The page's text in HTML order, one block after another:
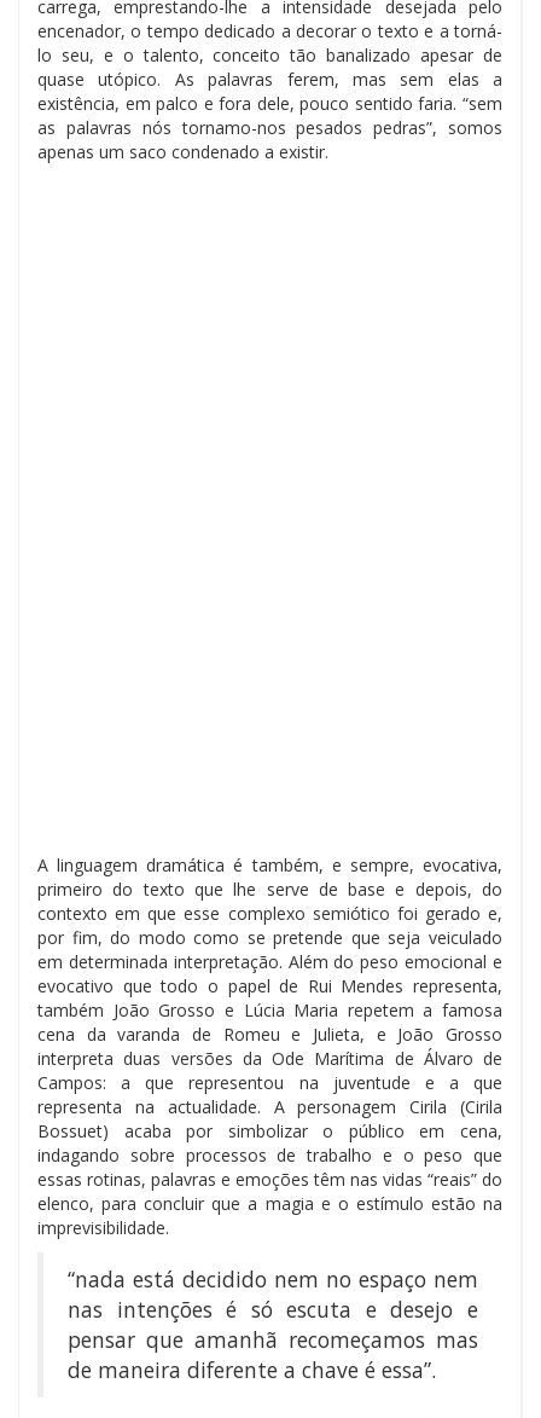
carrega, emprestando-lhe a intensidade desejada pelo
encenador, o tempo dedicado a decorar o texto e a torná-
lo seu, e o talento, conceito tão banalizado apesar de
quase utópico. As palavras ferem, mas sem elas a
existência, em palco e fora dele, pouco sentido faria. “sem
as palavras nós tornamo-nos pesados pedras”, somos
apenas um saco condenado a existir.
A linguagem dramática é também, e sempre, evocativa,
primeiro do texto que lhe serve de base e depois, do
contexto em que esse complexo semiótico foi gerado e,
por fim, do modo como se pretende que seja veiculado
em determinada interpretação. Além do peso emocional e
evocativo que todo o papel de Rui Mendes representa,
também João Grosso e Lúcia Maria repetem a famosa
cena da varanda de Romeu e Julieta, e João Grosso
interpreta duas versões da Ode Marítima de Álvaro de
Campos: a que representou na juventude e a que
representa na actualidade. A personagem Cirila (Cirila
Bossuet) acaba por simbolizar o público em cena,
indagando sobre processos de trabalho e o peso que
essas rotinas, palavras e emoções têm nas vidas “reais” do
elenco, para concluir que a magia e o estímulo estão na
imprevisibilidade.
“nada está decidido nem no espaço nem
nas intenções é só escuta e desejo e
pensar que amanhã recomeçamos mas
de maneira diferente a chave é essa”.